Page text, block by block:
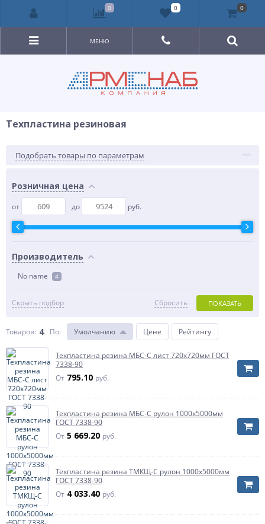
МЕНЮ
Техпластина резиновая
Подобрать товары по параметрам
Розничная цена
от до руб.
Производитель
No name 4
Скрыть подбор ПОКАЗАТЬ
Сбросить
Товаров: 4 По: Умолчанию Цене Рейтингу
Техпластина резина МБС-С лист 720х720мм ГОСТ
7338-90
От 795.10 руб.
Техпластина резина МБС-С рулон 1000х5000мм
ГОСТ 7338-90
От 5 669.20 руб.
Техпластина резина ТМКЩ-С рулон 1000х5000мм
ГОСТ 7338-90
От 4 033.40 руб.
0 0 0